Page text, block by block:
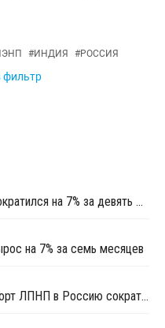
#ИНДИЯ #РОССИЯ
фильтр
Импорт полиэтилена в Россию сократился на 7% за девять месяцев
на 7% за семь месяцев
В январе - августе 2015 года импорт ЛПНП в Россию сократился на 12%